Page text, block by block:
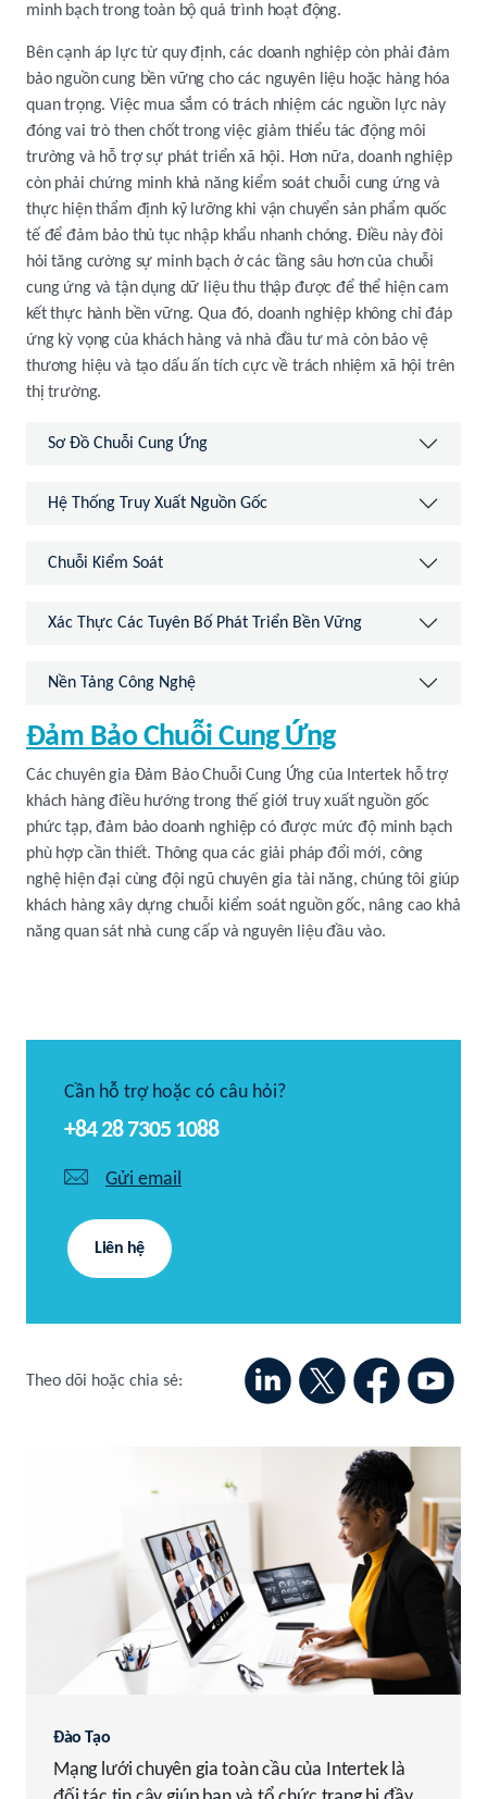
minh bạch trong toàn bộ quá trình hoạt động.
Bên cạnh áp lực từ quy định, các doanh nghiệp còn phải đảm
bảo nguồn cung bền vững cho các nguyên liệu hoặc hàng hóa
quan trọng. Việc mua sắm có trách nhiệm các nguồn lực này
đóng vai trò then chốt trong việc giảm thiểu tác động môi
trường và hỗ trợ sự phát triển xã hội. Hơn nữa, doanh nghiệp
còn phải chứng minh khả năng kiểm soát chuỗi cung ứng và
thực hiện thẩm định kỹ lưỡng khi vận chuyển sản phẩm quốc
tế để đảm bảo thủ tục nhập khẩu nhanh chóng. Điều này đòi
hỏi tăng cường sự minh bạch ở các tầng sâu hơn của chuỗi
cung ứng và tận dụng dữ liệu thu thập được để thể hiện cam
kết thực hành bền vững. Qua đó, doanh nghiệp không chỉ đáp
ứng kỳ vọng của khách hàng và nhà đầu tư mà còn bảo vệ
thương hiệu và tạo dấu ấn tích cực về trách nhiệm xã hội trên
thị trường.
Sơ Đồ Chuỗi Cung Ứng
Hệ Thống Truy Xuất Nguồn Gốc
Chuỗi Kiểm Soát
Xác Thực Các Tuyên Bố Phát Triển Bền Vững
Nền Tảng Công Nghệ
Đảm Bảo Chuỗi Cung Ứng
Các chuyên gia Đảm Bảo Chuỗi Cung Ứng của Intertek hỗ trợ
khách hàng điều hướng trong thế giới truy xuất nguồn gốc
phức tạp, đảm bảo doanh nghiệp có được mức độ minh bạch
phù hợp cần thiết. Thông qua các giải pháp đổi mới, công
nghệ hiện đại cùng đội ngũ chuyên gia tài năng, chúng tôi giúp
khách hàng xây dựng chuỗi kiểm soát nguồn gốc, nâng cao khả
năng quan sát nhà cung cấp và nguyên liệu đầu vào.
Cần hỗ trợ hoặc có câu hỏi?
+84 28 7305 1088
Gửi email
Liên hệ
Theo dõi hoặc chia sẻ:
Đào Tạo
Mạng lưới chuyên gia toàn cầu của Intertek là